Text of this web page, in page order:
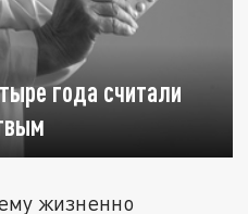
года считали
жизненно